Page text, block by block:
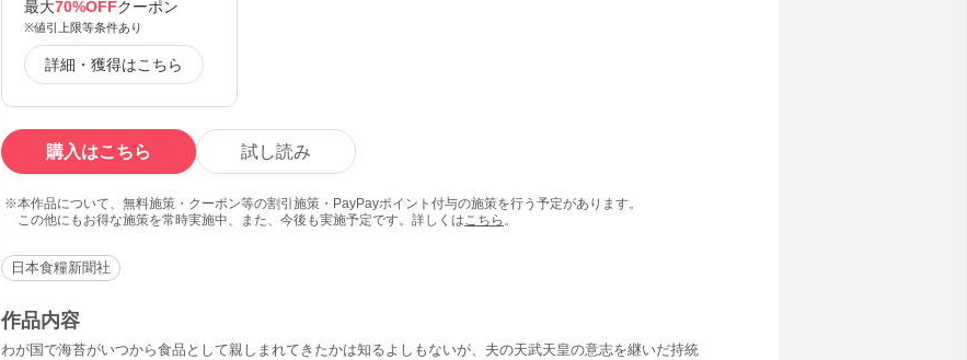
最大70%OFFクーポン
※値引上限等条件あり
詳細・獲得はこちら
購入はこちら 試し読み
本作品について、無料施策・クーポン等の割引施策・PayPayポイント付与の施策を行う予定があります。
この他にもお得な施策を常時実施中、また、今後も実施予定です。詳しくは こちら 。
日本食糧新聞社
作品内容
わが国で海苔がいつから食品として親しまれてきたかは知るよしもないが、夫の天武天皇の意志を継いだ持統